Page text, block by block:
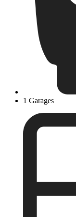
1 Garages